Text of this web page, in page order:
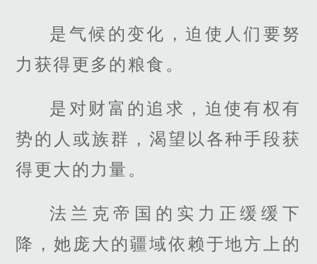
是气候的变化，迫使人们要努
力获得更多的粮食。
是对财富的追求，迫使有权有
势的人或族群，渴望以各种手段获
得更大的力量。
法兰克帝国的实力正缓缓下
降，她庞大的疆域依赖于地方上的